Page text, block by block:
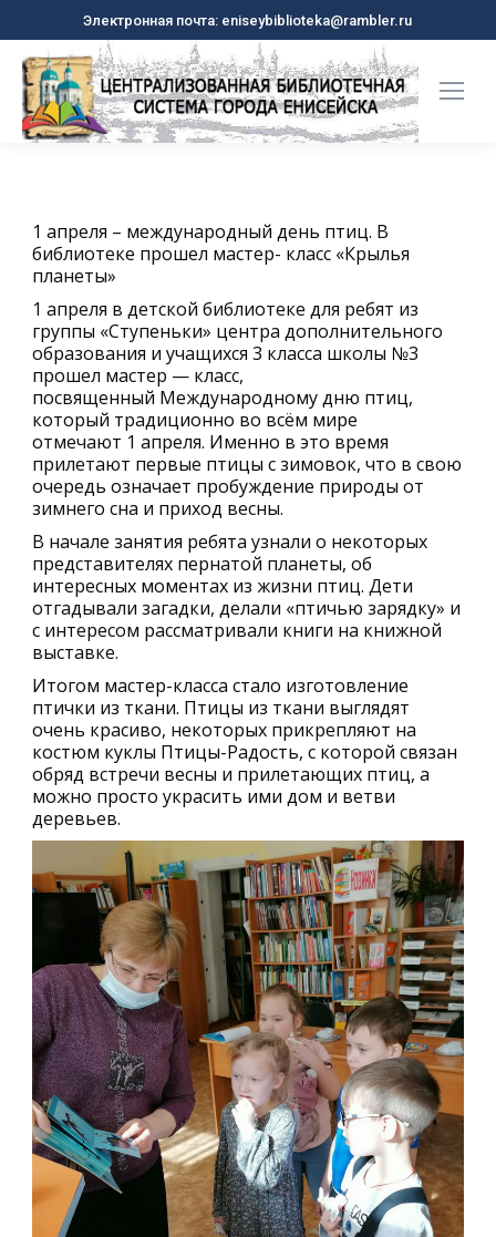
Электронная почта: eniseybiblioteka@rambler.ru
1 апреля – международный день птиц. В
библиотеке прошел мастер- класс «Крылья
планеты»
1 апреля в детской библиотеке для ребят из
группы «Ступеньки» центра дополнительного
образования и учащихся 3 класса школы №3
прошел мастер — класс,
посвященный Международному дню птиц,
который традиционно во всём мире
отмечают 1 апреля. Именно в это время
прилетают первые птицы с зимовок, что в свою
очередь означает пробуждение природы от
зимнего сна и приход весны.
В начале занятия ребята узнали о некоторых
представителях пернатой планеты, об
интересных моментах из жизни птиц. Дети
отгадывали загадки, делали «птичью зарядку» и
с интересом рассматривали книги на книжной
выставке.
Итогом мастер-класса стало изготовление
птички из ткани. Птицы из ткани выглядят
очень красиво, некоторых прикрепляют на
костюм куклы Птицы-Радость, с которой связан
обряд встречи весны и прилетающих птиц, а
можно просто украсить ими дом и ветви
деревьев.